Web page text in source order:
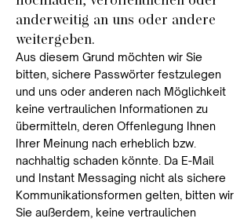
anderweitig an uns oder andere
weitergeben.
Aus diesem Grund möchten wir Sie
bitten, sichere Passwörter festzulegen
und uns oder anderen nach Möglichkeit
keine vertraulichen Informationen zu
übermitteln, deren Offenlegung Ihnen
Ihrer Meinung nach erheblich bzw.
nachhaltig schaden könnte. Da E-Mail
und Instant Messaging nicht als sichere
Kommunikationsformen gelten, bitten wir
Sie außerdem, keine vertraulichen